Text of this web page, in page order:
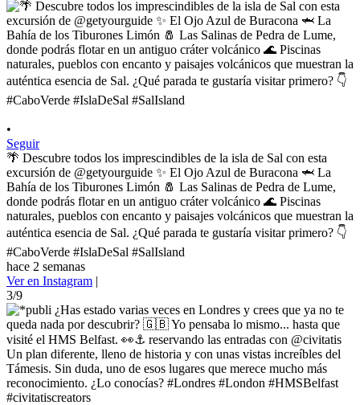
•
Seguir
🌴 Descubre todos los imprescindibles de la isla de Sal con esta
excursión de @getyourguide ✨ El Ojo Azul de Buracona 🦈 La
Bahía de los Tiburones Limón 🧂 Las Salinas de Pedra de Lume,
donde podrás flotar en un antiguo cráter volcánico 🌊 Piscinas
naturales, pueblos con encanto y paisajes volcánicos que muestran la
auténtica esencia de Sal. ¿Qué parada te gustaría visitar primero? 👇
#CaboVerde #IslaDeSal #SalIsland
hace 2 semanas
Ver en Instagram |
3/9